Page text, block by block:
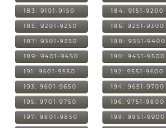
183: 9101-9150 184: 9151-9200
185: 9201-9250 186: 9251-9300
187: 9301-9350 188: 9351-9400
189: 9401-9450 190: 9451-9500
191: 9501-9550 192: 9551-9600
193: 9601-9650 194: 9651-9700
195: 9701-9750 196: 9751-9800
197: 9801-9850 198: 9851-9900